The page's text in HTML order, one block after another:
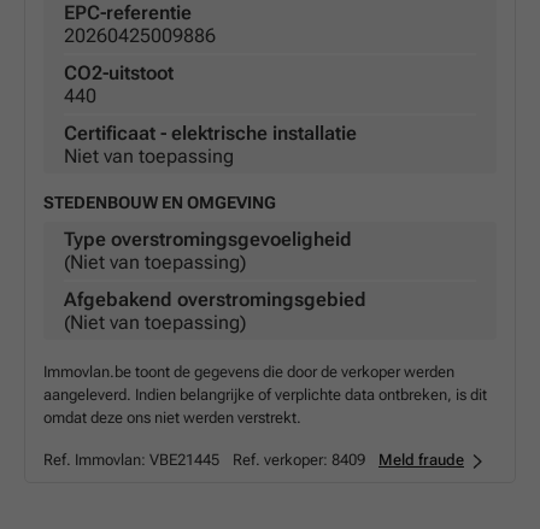
EPC-referentie
20260425009886
CO2-uitstoot
440
Certificaat - elektrische installatie
Niet van toepassing
STEDENBOUW EN OMGEVING
Type overstromingsgevoeligheid
(Niet van toepassing)
Afgebakend overstromingsgebied
(Niet van toepassing)
Immovlan.be toont de gegevens die door de verkoper werden
aangeleverd. Indien belangrijke of verplichte data ontbreken, is dit
omdat deze ons niet werden verstrekt.
Ref. Immovlan: VBE21445 Ref. verkoper: 8409 Meld fraude